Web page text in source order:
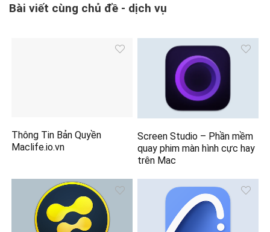
Bài viết cùng chủ đề - dịch vụ
Thông Tin Bản Quyền
Maclife.io.vn
Screen Studio – Phần mềm
quay phim màn hình cực hay
trên Mac